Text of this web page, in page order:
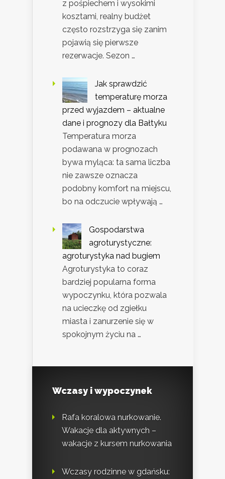
z pośpiechem i wysokimi
kosztami, realny budżet
często rozstrzyga się zanim
pojawią się pierwsze
rezerwacje. Sezon …
Jak sprawdzić
temperaturę morza
przed wyjazdem – aktualne
dane i prognozy dla Bałtyku
Temperatura morza
podawana w prognozach
bywa myląca: ta sama liczba
nie zawsze oznacza
podobny komfort na miejscu,
bo na odczucie wpływają …
Gospodarstwa
agroturystyczne:
agroturystyka nad bugiem
Agroturystyka to coraz
bardziej popularna forma
wypoczynku, która pozwala
na ucieczkę od zgiełku
miasta i zanurzenie się w
spokojnym życiu na …
Wczasy i wypoczynek
Rafa koralowa nurkowanie.
Wakacje dla aktywnych –
wakacje z kursem nurkowania
Wczasy rodzinne w gdańsku: